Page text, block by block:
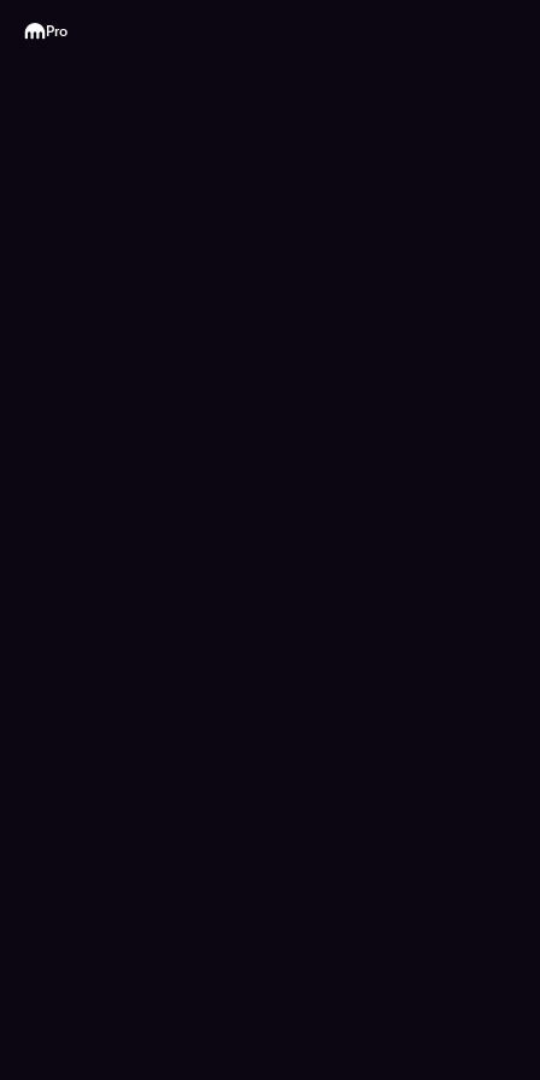
Kraken
Pro